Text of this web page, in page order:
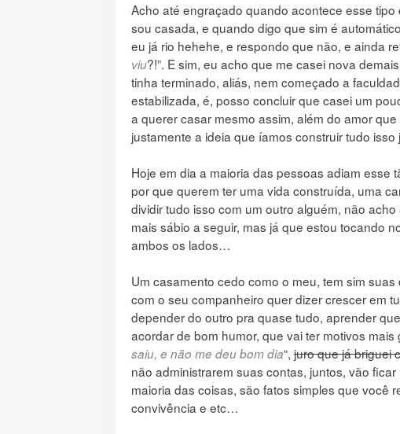
Acho até engraçado quando acontece esse
sou casada, e quando digo que sim é
eu já rio hehehe, e respondo que não, e ainda
viu?!”. E sim, eu acho que me casei nova
tinha terminado, aliás, nem começado a
estabilizada, é, posso concluir que casei um
a querer casar mesmo assim, além do amor
justamente a ideia que íamos construir tudo isso
Hoje em dia a maioria das pessoas adiam esse
por que querem ter uma vida construída, uma
dividir tudo isso com um outro alguém, não
mais sábio a seguir, mas já que estou tocando
ambos os lados…
Um casamento cedo como o meu, tem sim
com o seu companheiro quer dizer crescer em
depender do outro pra quase tudo, aprender
acordar de bom humor, que vai ter motivos mais
saiu, e não me deu bom dia“, juro que já briguei
não administrarem suas contas, juntos, vão
maioria das coisas, são fatos simples que você
convivência e etc…